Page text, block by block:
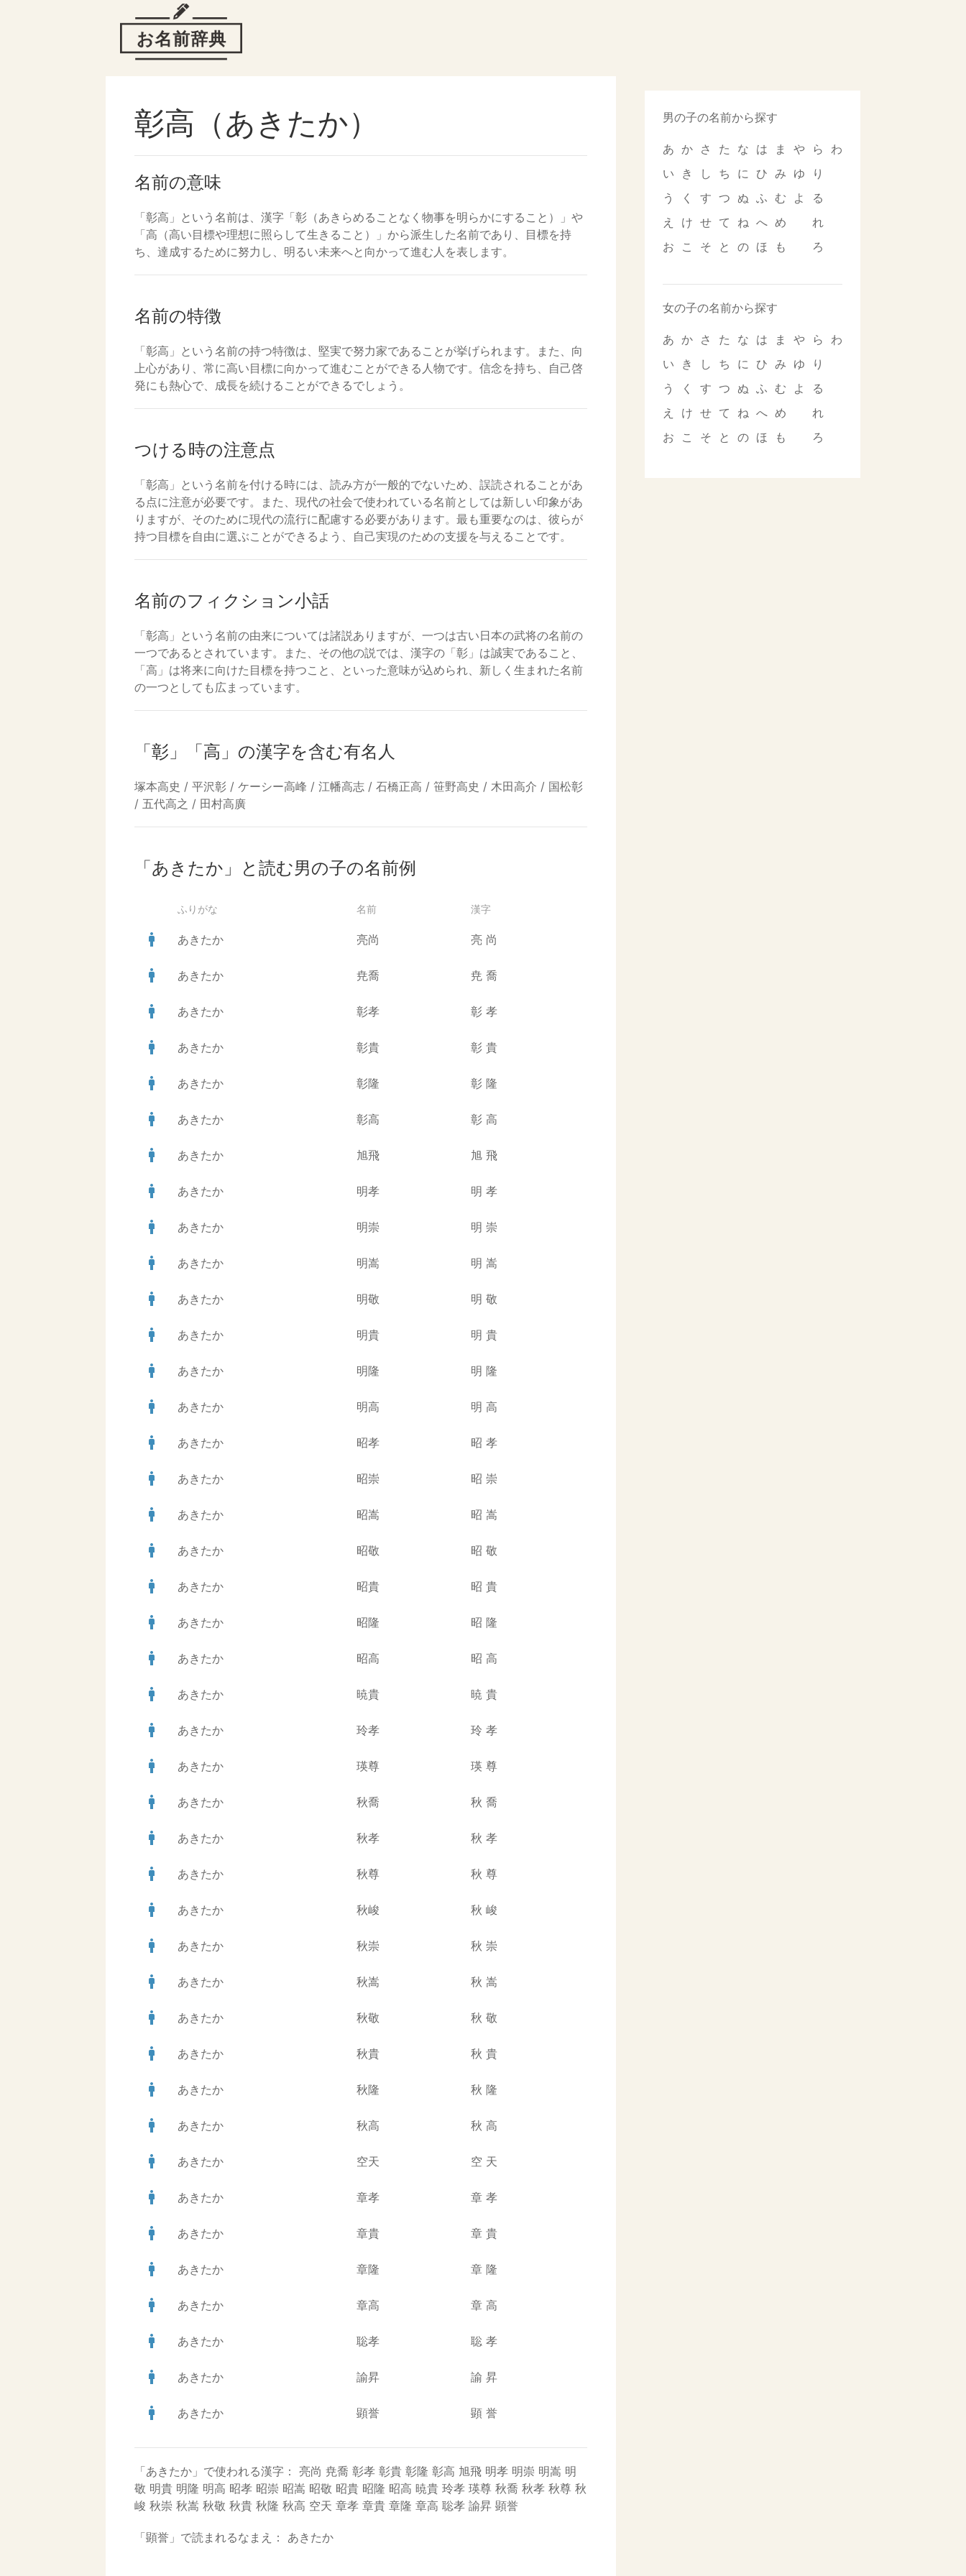
彰高（あきたか）
名前の意味
「彰高」という名前は、漢字「彰（あきらめることなく物事を明らかにすること）」や
「高（高い目標や理想に照らして生きること）」から派生した名前であり、目標を持
ち、達成するために努力し、明るい未来へと向かって進む人を表します。
名前の特徴
「彰高」という名前の持つ特徴は、堅実で努力家であることが挙げられます。また、向
上心があり、常に高い目標に向かって進むことができる人物です。信念を持ち、自己啓
発にも熱心で、成長を続けることができるでしょう。
つける時の注意点
「彰高」という名前を付ける時には、読み方が一般的でないため、誤読されることがあ
る点に注意が必要です。また、現代の社会で使われている名前としては新しい印象があ
りますが、そのために現代の流行に配慮する必要があります。最も重要なのは、彼らが
持つ目標を自由に選ぶことができるよう、自己実現のための支援を与えることです。
名前のフィクション小話
「彰高」という名前の由来については諸説ありますが、一つは古い日本の武将の名前の
一つであるとされています。また、その他の説では、漢字の「彰」は誠実であること、
「高」は将来に向けた目標を持つこと、といった意味が込められ、新しく生まれた名前
の一つとしても広まっています。
「彰」「高」の漢字を含む有名人
塚本高史 / 平沢彰 / ケーシー高峰 / 江幡高志 / 石橋正高 / 笹野高史 / 木田高介 / 国松彰
/ 五代高之 / 田村高廣
「あきたか」と読む男の子の名前例
ふりがな 名前 漢字
man あきたか 亮尚 亮 尚
man あきたか 尭喬 尭 喬
man あきたか 彰孝 彰 孝
man あきたか 彰貴 彰 貴
man あきたか 彰隆 彰 隆
man あきたか 彰高 彰 高
man あきたか 旭飛 旭 飛
man あきたか 明孝 明 孝
man あきたか 明崇 明 崇
man あきたか 明嵩 明 嵩
man あきたか 明敬 明 敬
man あきたか 明貴 明 貴
man あきたか 明隆 明 隆
man あきたか 明高 明 高
man あきたか 昭孝 昭 孝
man あきたか 昭崇 昭 崇
man あきたか 昭嵩 昭 嵩
man あきたか 昭敬 昭 敬
man あきたか 昭貴 昭 貴
man あきたか 昭隆 昭 隆
man あきたか 昭高 昭 高
man あきたか 暁貴 暁 貴
man あきたか 玲孝 玲 孝
man あきたか 瑛尊 瑛 尊
man あきたか 秋喬 秋 喬
man あきたか 秋孝 秋 孝
man あきたか 秋尊 秋 尊
man あきたか 秋峻 秋 峻
man あきたか 秋崇 秋 崇
man あきたか 秋嵩 秋 嵩
man あきたか 秋敬 秋 敬
man あきたか 秋貴 秋 貴
man あきたか 秋隆 秋 隆
man あきたか 秋高 秋 高
man あきたか 空天 空 天
man あきたか 章孝 章 孝
man あきたか 章貴 章 貴
man あきたか 章隆 章 隆
man あきたか 章高 章 高
man あきたか 聡孝 聡 孝
man あきたか 諭昇 諭 昇
man あきたか 顕誉 顕 誉
「あきたか」で使われる漢字： 亮尚 尭喬 彰孝 彰貴 彰隆 彰高 旭飛 明孝 明崇 明嵩 明
敬 明貴 明隆 明高 昭孝 昭崇 昭嵩 昭敬 昭貴 昭隆 昭高 暁貴 玲孝 瑛尊 秋喬 秋孝 秋尊 秋
峻 秋崇 秋嵩 秋敬 秋貴 秋隆 秋高 空天 章孝 章貴 章隆 章高 聡孝 諭昇 顕誉
「顕誉」で読まれるなまえ： あきたか
男の子の名前から探す
あ
い
う
え
お
か
き
く
け
こ
さ
し
す
せ
そ
た
ち
つ
て
と
な
に
ぬ
ね
の
は
ひ
ふ
へ
ほ
ま
み
む
め
も
や
ゆ
よ
ら
り
る
れ
ろ
わ
女の子の名前から探す
あ
い
う
え
お
か
き
く
け
こ
さ
し
す
せ
そ
た
ち
つ
て
と
な
に
ぬ
ね
の
は
ひ
ふ
へ
ほ
ま
み
む
め
も
や
ゆ
よ
ら
り
る
れ
ろ
わ